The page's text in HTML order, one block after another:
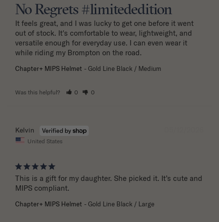
No Regrets #limitededition
It feels great, and I was lucky to get one before it went
out of stock. It's comfortable to wear, lightweight, and
versatile enough for everyday use. I can even wear it
while riding my Brompton on the road.
Chapter+ MIPS Helmet Gold Line Black / Medium
Was this helpful? 0 0
Kelvin
United States
This is a gift for my daughter. She picked it. It’s cute and
MIPS compliant.
Chapter+ MIPS Helmet Gold Line Black / Large